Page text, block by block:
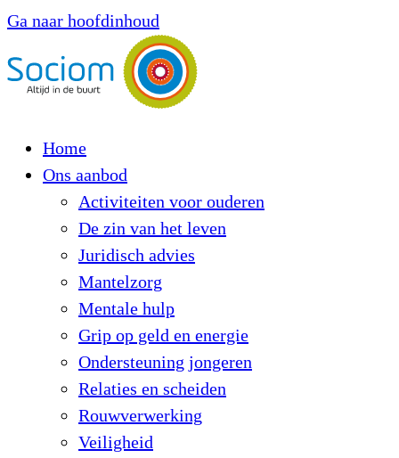
Ga naar hoofdinhoud
Home
Ons aanbod
Activiteiten voor ouderen
De zin van het leven
Juridisch advies
Mantelzorg
Mentale hulp
Grip op geld en energie
Ondersteuning jongeren
Relaties en scheiden
Rouwverwerking
Veiligheid